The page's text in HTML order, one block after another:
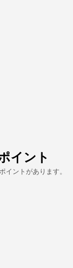
イント
イントがあります。